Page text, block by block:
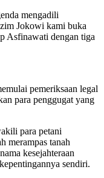
mengadili
Jokowi kami buka
Asfinawati dengan tiga
pemeriksaan legal
para penggugat yang
para petani
merampas tanah
kesejahteraan
sendiri.